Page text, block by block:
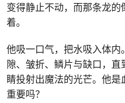
变得静止不动，而那条龙
着。
他吸一口气，把水吸入体
隙、皱折、鳞片与缺口，
睛投射出魔法的光芒。他
重要吗？